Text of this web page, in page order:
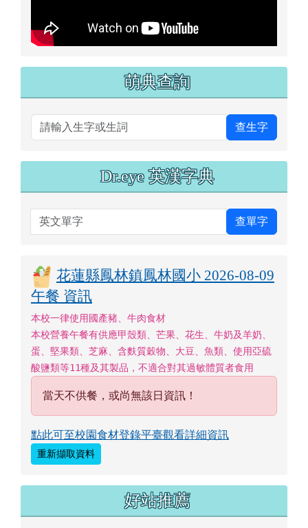
萌典查詢
查生字
Dr.eye 英漢字典
英文單字 查單字
花蓮縣鳳林鎮鳳林國小 2026-08-09
午餐 資訊
本校一律使用國產豬、牛肉食材
本校營養午餐有供應甲殼類、芒果、花生、牛奶及羊奶、
蛋、堅果類、芝麻、含麩質穀物、大豆、魚類、使用亞硫
酸鹽類等11種及其製品，不適合對其過敏體質者食用
當天不供餐，或尚無該日資訊！
點此可至校園食材登錄平臺觀看詳細資訊
重新擷取資料
好站推薦